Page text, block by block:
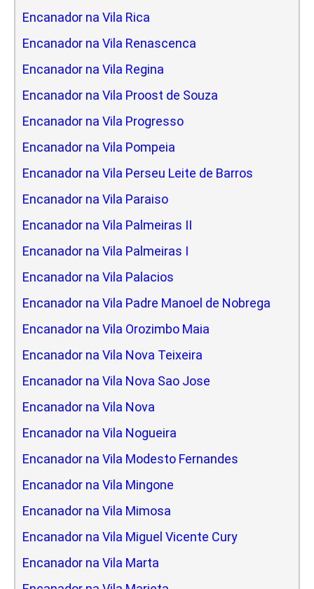
Encanador na Vila Rica
Encanador na Vila Renascenca
Encanador na Vila Regina
Encanador na Vila Proost de Souza
Encanador na Vila Progresso
Encanador na Vila Pompeia
Encanador na Vila Perseu Leite de Barros
Encanador na Vila Paraiso
Encanador na Vila Palmeiras II
Encanador na Vila Palmeiras I
Encanador na Vila Palacios
Encanador na Vila Padre Manoel de Nobrega
Encanador na Vila Orozimbo Maia
Encanador na Vila Nova Teixeira
Encanador na Vila Nova Sao Jose
Encanador na Vila Nova
Encanador na Vila Nogueira
Encanador na Vila Modesto Fernandes
Encanador na Vila Mingone
Encanador na Vila Mimosa
Encanador na Vila Miguel Vicente Cury
Encanador na Vila Marta